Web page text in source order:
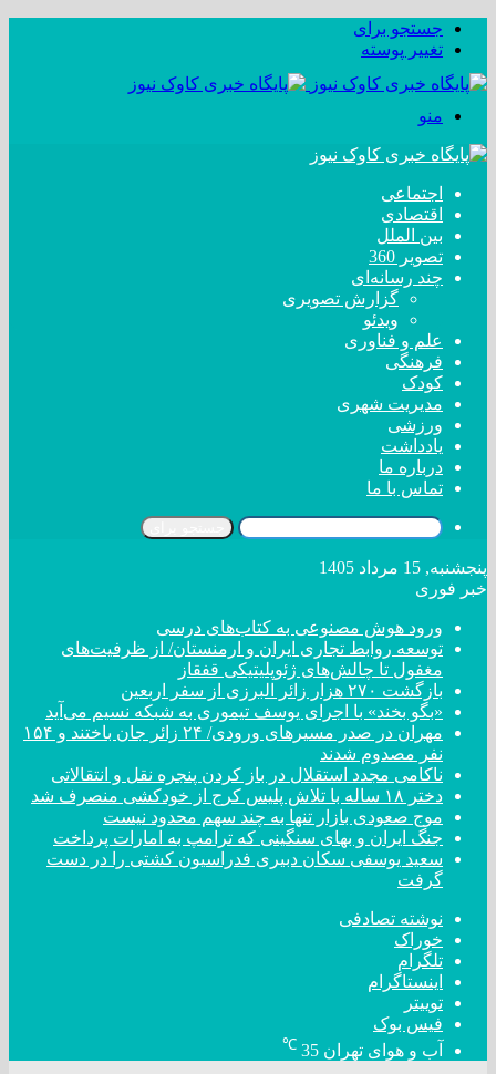
جستجو برای
تغییر پوسته
منو
اجتماعی
اقتصادی
بین الملل
تصویر 360
چند رسانه‌ای
گزارش تصویری
ویدئو
علم و فناوری
فرهنگی
کودک
مدیریت شهری
ورزشی
یادداشت
درباره ما
تماس با ما
پنجشنبه, 15 مرداد 1405
خبر فوری
ورود هوش مصنوعی به کتاب‌های درسی
توسعه روابط تجاری ایران و ارمنستان/ از ظرفیت‌های
مغفول تا چالش‌های ژئوپلیتیکی قفقاز
بازگشت ۲۷۰ هزار زائر البرزی از سفر اربعین
«بگو بخند» با اجرای یوسف تیموری به شبکه نسیم می‌آید
مهران در صدر مسیر‌های ورودی/ ۲۴ زائر جان باختند و ۱۵۴
نفر مصدوم شدند
ناکامی مجدد استقلال در باز کردن پنجره نقل و انتقالاتی
دختر ‌۱۸‌ ‌ساله‌ با تلاش پلیس کرج از خودکشی منصرف شد
موج صعودی بازار تنها به چند سهم محدود نیست
جنگ ایران و بهای سنگینی که ترامپ به امارات پرداخت
سعید یوسفی سکان دبیری فدراسیون کشتی را در دست
گرفت
نوشته تصادفی
خوراک
تلگرام
اینستاگرام
توییتر
فیس بوک
آب و هوای تهران 35
℃